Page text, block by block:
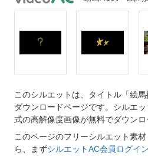
このシルエットは、タイトル「絵
ダウンロードページです。シルエ
式の高解像度画像が無料でダウンロ
このページのフリーシルエット素
ら、まずシルエットAC会員ログイン